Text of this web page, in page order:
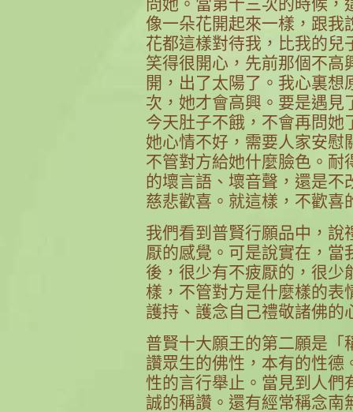
像一朵花開起來一樣，跟我
花都這樣對待我，比我的兒
笑得很開心，先前那個不高
開，出了太陽了。我心裏
次，她才會高興。要是遇見
今天肚子不餓，不會再問她
她心情不好，需要人家安慰
不管對方給她什麼臉色。耐
的壞言語、壞音聲，還是不
慈悲歡喜。就這樣，不歡喜
我們看到普賢行願品中，說
厭的感覺。可是說實在，當
後，很少有不疲厭的，很少
樣，不管對方是什麼樣的表
護持、護念自己禮敬諸佛的
普賢十大願王的第二願是「
讚眾生的佛性，本有的性德
性的言行舉止。當見到人們
誠的稱讚。還有經常稱念南